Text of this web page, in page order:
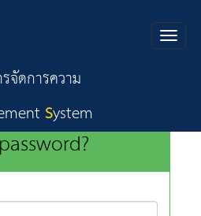
จัดการความ
System